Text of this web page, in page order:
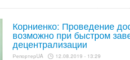
Корниенко: Проведение
возможно при быстром
децентрализации
РепортерUA 12.08.2019 - 13:29